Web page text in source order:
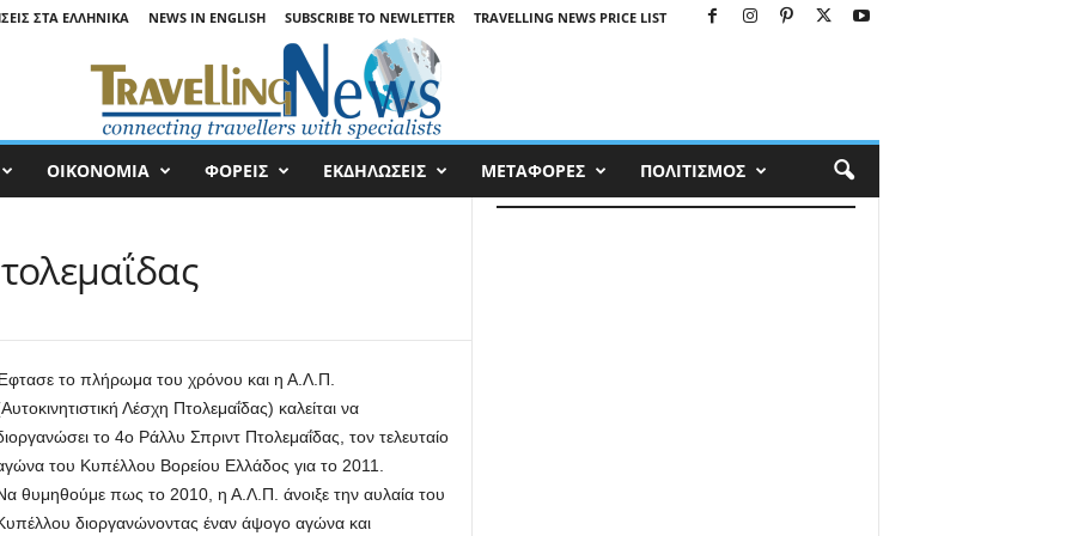
ΣΤΑ ΕΛΛΗΝΙΚΆ NEWS IN ENGLISH SUBSCRIBE TO NEWLETTER TRAVELLING NEWS PRICE LIST
ΟΙΚΟΝΟΜΙΑ ΦΟΡΕΙΣ ΕΚΔΗΛΩΣΕΙΣ ΜΕΤΑΦΟΡΕΣ ΠΟΛΙΤΙΣΜΟΣ
το πλήρωμα του χρόνου και η Α.Λ.Π.
Λέσχη Πτολεμαΐδας) καλείται να
το 4ο Ράλλυ Σπριντ Πτολεμαΐδας, τον τελευταίο
του Κυπέλλου Βορείου Ελλάδος για το 2011.
θυμηθούμε πως το 2010, η Α.Λ.Π. άνοιξε την αυλαία του
διοργανώνοντας έναν άψογο αγώνα και